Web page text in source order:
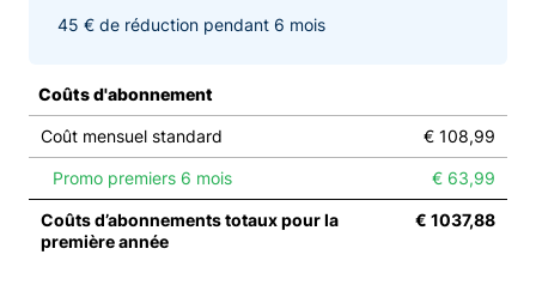
45 € de réduction pendant 6 mois
Coûts d'abonnement
Coût mensuel standard € 108,99
Promo premiers 6 mois € 63,99
Coûts d’abonnements totaux pour la
première année
€ 1037,88